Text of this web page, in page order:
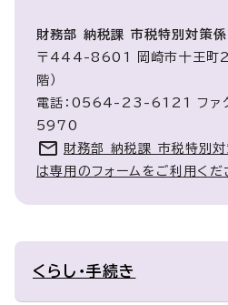
財務部 納税課 市税特別対策係
〒444-8601 岡崎市十王町2
階）
電話：0564-23-6121 ファ
5970
財務部 納税課 市税特別
は専用のフォームをご利用くだ
くらし・手続き